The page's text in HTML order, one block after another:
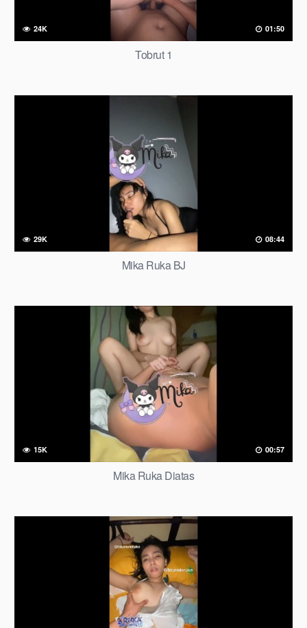
24K 01:50
Tobrut 1
29K 08:44
Mika Ruka BJ
15K 00:57
Mika Ruka Diatas